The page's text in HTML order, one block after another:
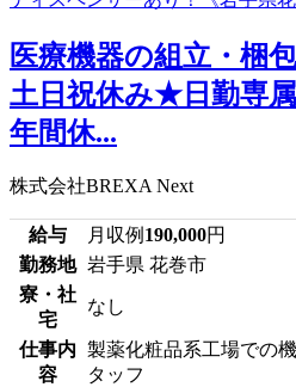
医療機器の組立・梱
土日祝休み★日勤専
年間休...
株式会社BREXA Next
給与 月収例 190,000円
勤務地 岩手県 花巻市
寮・社
宅
なし
仕事内
容
製薬化粧品系工場での
タッフ